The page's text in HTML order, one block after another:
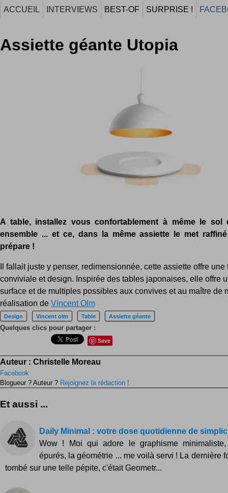
ACCUEIL INTERVIEWS BEST-OF SURPRISE !
Assiette géante Utopia
A table, installez vous confortablement à même le sol
ensemble ... et ce, dans la même assiette le met
prépare !
Il fallait juste y penser, redimensionnée, cette assiette offre
conviviale et design. Inspirée des tables japonaises, elle offre
surface et de multiples possibles aux convives et au maître de
réalisation de Vincent Olm
Design Vincent olm Table Assiette géante
Quelques clics pour partager :
Save
Auteur : Christelle Moreau
Facebook
Blogueur ? Auteur ? Rejoignez la rédaction !
Et aussi ...
Daily Minimal : votre dose quotidienne de
Wow ! Moi qui adore le graphisme
épurés, la géométrie ... me voilà servi ! La dernière
tombé sur une telle pépite, c'était Geometr...